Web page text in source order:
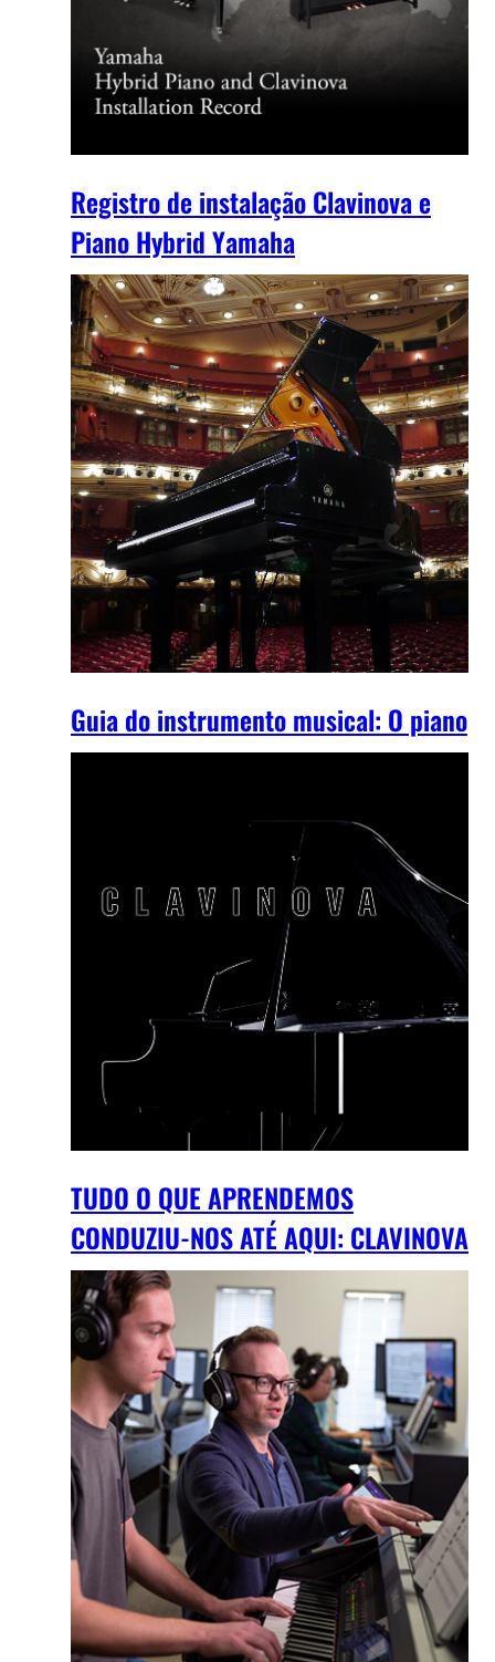
Registro de instalação Clavinova e
Piano Hybrid Yamaha
Guia do instrumento musical: O piano
TUDO O QUE APRENDEMOS
CONDUZIU-NOS ATÉ AQUI: CLAVINOVA